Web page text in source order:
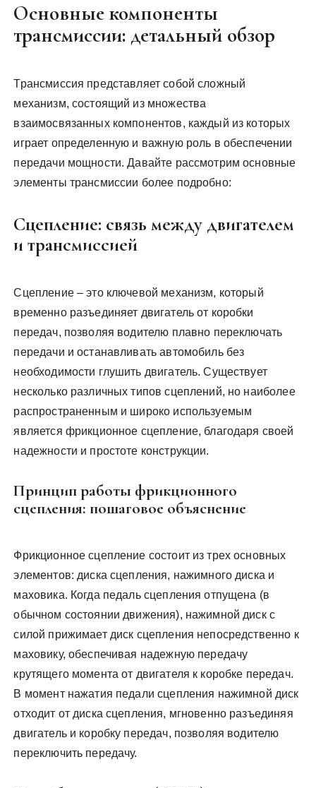
Основные компоненты
трансмиссии: детальный обзор
Трансмиссия представляет собой сложный
механизм, состоящий из множества
взаимосвязанных компонентов, каждый из которых
играет определенную и важную роль в обеспечении
передачи мощности. Давайте рассмотрим основные
элементы трансмиссии более подробно:
Сцепление: связь между двигателем
и трансмиссией
Сцепление – это ключевой механизм, который
временно разъединяет двигатель от коробки
передач, позволяя водителю плавно переключать
передачи и останавливать автомобиль без
необходимости глушить двигатель. Существует
несколько различных типов сцеплений, но наиболее
распространенным и широко используемым
является фрикционное сцепление, благодаря своей
надежности и простоте конструкции.
Принцип работы фрикционного
сцепления: пошаговое объяснение
Фрикционное сцепление состоит из трех основных
элементов: диска сцепления, нажимного диска и
маховика. Когда педаль сцепления отпущена (в
обычном состоянии движения), нажимной диск с
силой прижимает диск сцепления непосредственно к
маховику, обеспечивая надежную передачу
крутящего момента от двигателя к коробке передач.
В момент нажатия педали сцепления нажимной диск
отходит от диска сцепления, мгновенно разъединяя
двигатель и коробку передач, позволяя водителю
переключить передачу.